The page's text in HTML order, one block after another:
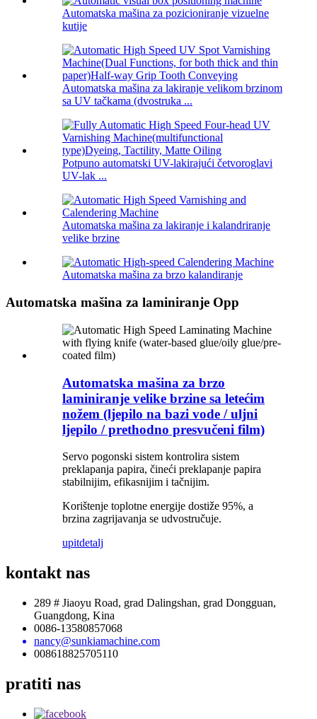
Automatska mašina za pozicioniranje vizuelne
kutije
Automatska mašina za lakiranje velikom brzinom
sa UV tačkama (dvostruka ...
Potpuno automatski UV-lakirajući četvoroglavi
UV-lak ...
Automatska mašina za lakiranje i kalandriranje
velike brzine
Automatska mašina za brzo kalandiranje
Automatska mašina za laminiranje Opp
Automatska mašina za brzo
laminiranje velike brzine sa letećim
nožem (ljepilo na bazi vode / uljni
ljepilo / prethodno presvučeni film)
Servo pogonski sistem kontrolira sistem
preklapanja papira, čineći preklapanje papira
stabilnijim, efikasnijim i tačnijim.
Korištenje toplotne energije dostiže 95%, a
brzina zagrijavanja se udvostručuje.
upitdetalj
kontakt nas
289 # Jiaoyu Road, grad Dalingshan, grad Dongguan,
Guangdong, Kina
0086-13580857068
nancy@sunkiamachine.com
008618825705110
pratiti nas